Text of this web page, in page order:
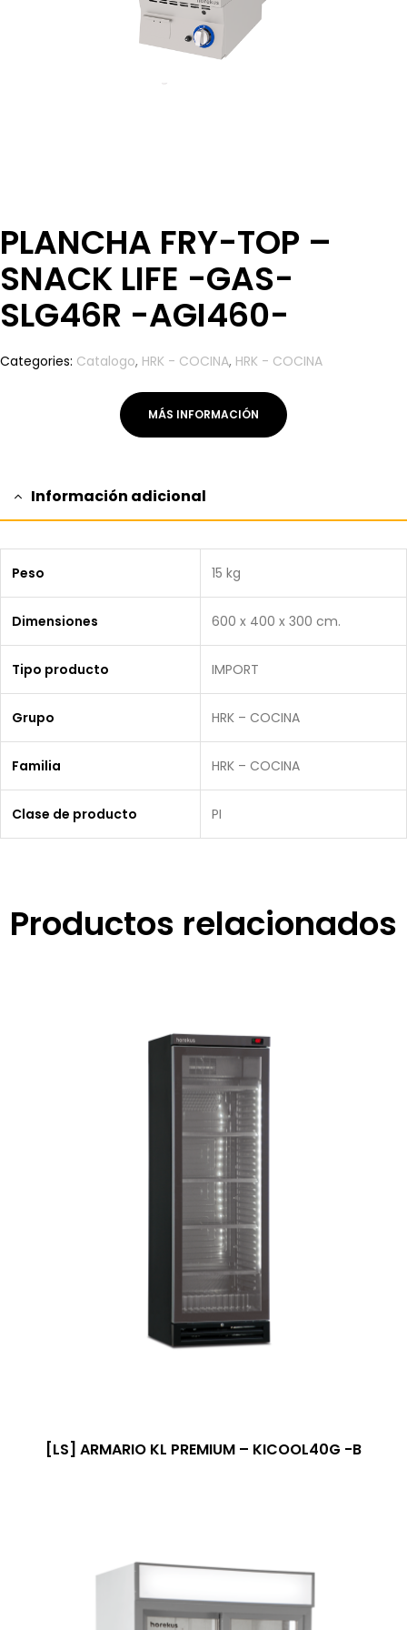
PLANCHA FRY-TOP –
SNACK LIFE -GAS-
SLG46R -AGI460-
Categories: Catalogo, HRK - COCINA, HRK - COCINA
MÁS INFORMACIÓN
Información adicional
Peso 15 kg
Dimensiones 600 x 400 x 300 cm.
Tipo producto IMPORT
Grupo HRK – COCINA
Familia HRK – COCINA
Clase de producto PI
Productos relacionados
[LS] ARMARIO KL PREMIUM – KICOOL40G -B